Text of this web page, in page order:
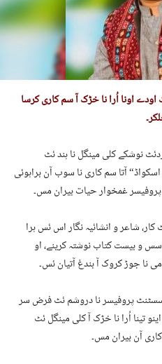
اودے اونا اُرا نا خڑک آ سم کاری کرسا
نوشکے کلی مینگل نا ہند ئٹ
آتا سم کاری نا سوب آن براہوئی
پروفیسر غمخوار حیات بیران مس۔
شاعر و انشائیہ نگار اس ئس ہرا
و بیست کتاب نوشتہ کرینے، او
نا جوڑ کروک آ بندغ آتیان ئس۔
پروفیسر نا دروشم ئٹ فرض سر
تینا اُرا نا خڑک آ کلی مینگل ئٹ
آن بیران مس۔